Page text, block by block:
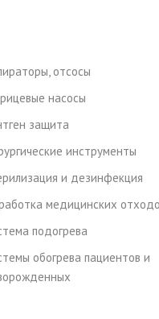
отсосы
насосы
защита
инструменты
и дезинфекция
медицинских
подогрева
обогрева пациентов и